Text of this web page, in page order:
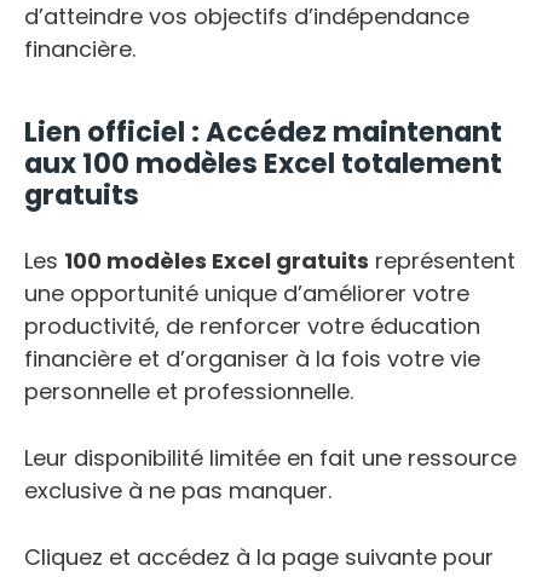
d’atteindre vos objectifs d’indépendance
financière.
Lien officiel : Accédez maintenant
aux 100 modèles Excel totalement
gratuits
Les 100 modèles Excel gratuits représentent
une opportunité unique d’améliorer votre
productivité, de renforcer votre éducation
financière et d’organiser à la fois votre vie
personnelle et professionnelle.
Leur disponibilité limitée en fait une ressource
exclusive à ne pas manquer.
Cliquez et accédez à la page suivante pour